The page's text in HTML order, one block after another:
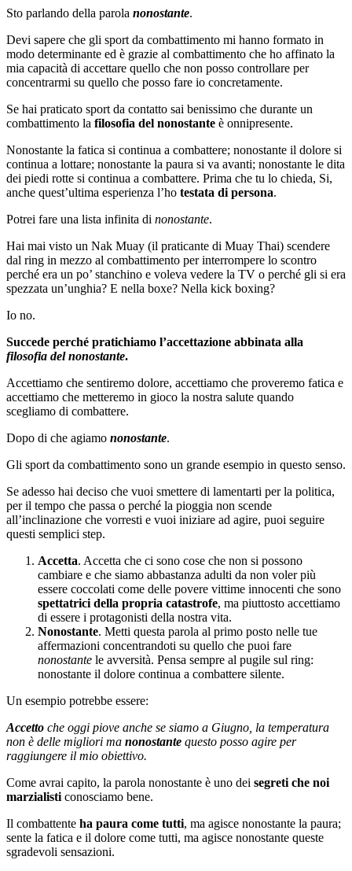
Sto parlando della parola nonostante.
Devi sapere che gli sport da combattimento mi hanno formato in
modo determinante ed è grazie al combattimento che ho affinato la
mia capacità di accettare quello che non posso controllare per
concentrarmi su quello che posso fare io concretamente.
Se hai praticato sport da contatto sai benissimo che durante un
combattimento la filosofia del nonostante è onnipresente.
Nonostante la fatica si continua a combattere; nonostante il dolore si
continua a lottare; nonostante la paura si va avanti; nonostante le dita
dei piedi rotte si continua a combattere. Prima che tu lo chieda, Si,
anche quest’ultima esperienza l’ho testata di persona.
Potrei fare una lista infinita di nonostante.
Hai mai visto un Nak Muay (il praticante di Muay Thai) scendere
dal ring in mezzo al combattimento per interrompere lo scontro
perché era un po’ stanchino e voleva vedere la TV o perché gli si era
spezzata un’unghia? E nella boxe? Nella kick boxing?
Io no.
Succede perché pratichiamo l’accettazione abbinata alla
filosofia del nonostante.
Accettiamo che sentiremo dolore, accettiamo che proveremo fatica e
accettiamo che metteremo in gioco la nostra salute quando
scegliamo di combattere.
Dopo di che agiamo nonostante.
Gli sport da combattimento sono un grande esempio in questo senso.
Se adesso hai deciso che vuoi smettere di lamentarti per la politica,
per il tempo che passa o perché la pioggia non scende
all’inclinazione che vorresti e vuoi iniziare ad agire, puoi seguire
questi semplici step.
Accetta. Accetta che ci sono cose che non si possono
cambiare e che siamo abbastanza adulti da non voler più
essere coccolati come delle povere vittime innocenti che sono
spettatrici della propria catastrofe, ma piuttosto accettiamo
di essere i protagonisti della nostra vita.
Nonostante. Metti questa parola al primo posto nelle tue
affermazioni concentrandoti su quello che puoi fare
nonostante le avversità. Pensa sempre al pugile sul ring:
nonostante il dolore continua a combattere silente.
Un esempio potrebbe essere:
Accetto che oggi piove anche se siamo a Giugno, la temperatura
non è delle migliori ma nonostante questo posso agire per
raggiungere il mio obiettivo.
Come avrai capito, la parola nonostante è uno dei segreti che noi
marzialisticonosciamo bene.
Il combattente ha paura come tutti, ma agisce nonostante la paura;
sente la fatica e il dolore come tutti, ma agisce nonostante queste
sgradevoli sensazioni.